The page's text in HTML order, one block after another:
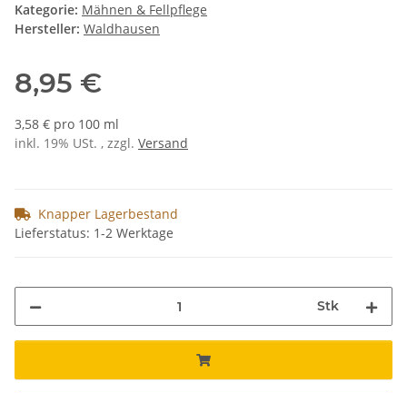
Kategorie: Mähnen & Fellpflege
Hersteller: Waldhausen
8,95 €
3,58 € pro 100 ml
inkl. 19% USt. , zzgl. Versand
Knapper Lagerbestand
Lieferstatus: 1-2 Werktage
Stk